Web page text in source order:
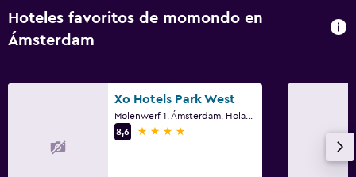
Hoteles favoritos de momondo en
Ámsterdam
Xo Hotels Park West
8,6
4 estrellas